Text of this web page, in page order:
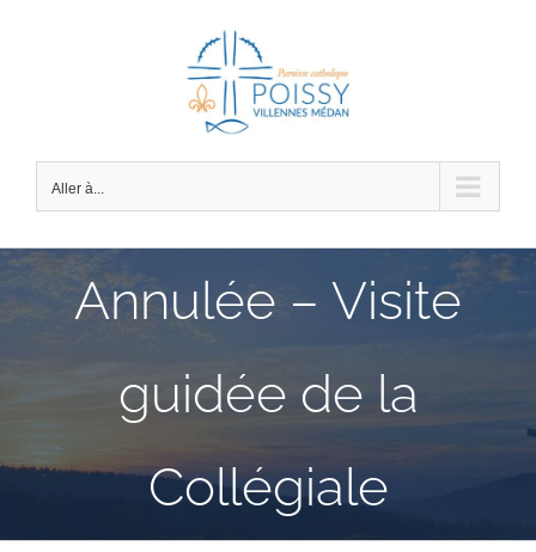
Aller à...
Annulée – Visite
guidée de la
Collégiale